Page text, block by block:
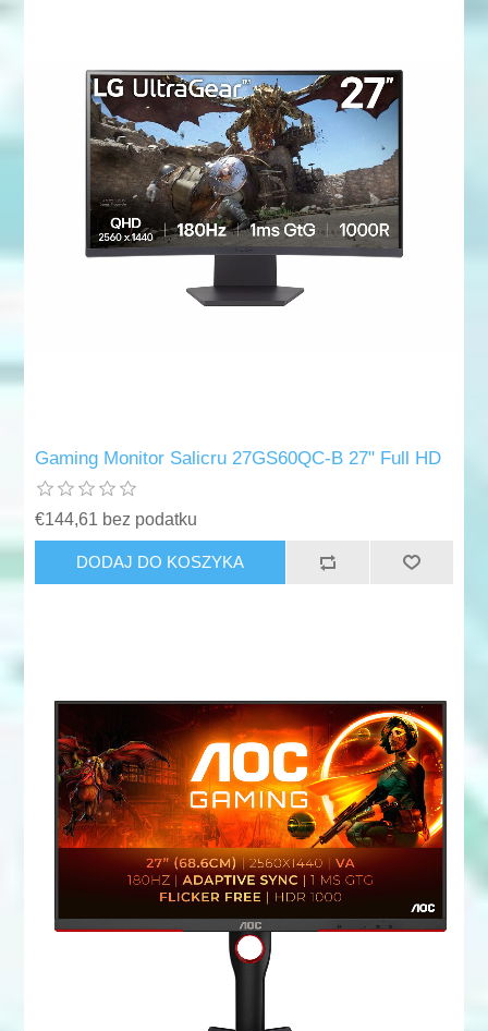
Gaming Monitor Salicru 27GS60QC-B 27" Full HD
€144,61 bez podatku
DODAJ DO KOSZYKA